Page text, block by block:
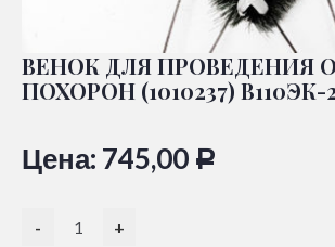
ВЕНОК ДЛЯ ПРОВЕДЕНИЯ
ПОХОРОН (1010237) В110ЭК-
Цена: 745,00 Р
- +